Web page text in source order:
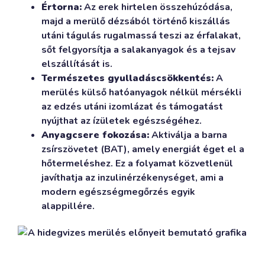
Értorna:Az erek hirtelen összehúzódása,
majd a merülő dézsából történő kiszállás
utáni tágulás rugalmassá teszi az érfalakat,
sőt felgyorsítja a salakanyagok és a tejsav
elszállítását is.
Természetes gyulladáscsökkentés:A
merülés külső hatóanyagok nélkül mérsékli
az edzés utáni izomlázat és támogatást
nyújthat az ízületek egészségéhez.
Anyagcsere fokozása:Aktiválja a barna
zsírszövetet (BAT), amely energiát éget el a
hőtermeléshez. Ez a folyamat közvetlenül
javíthatja az inzulinérzékenységet, ami a
modern egészségmegőrzés egyik
alappillére.